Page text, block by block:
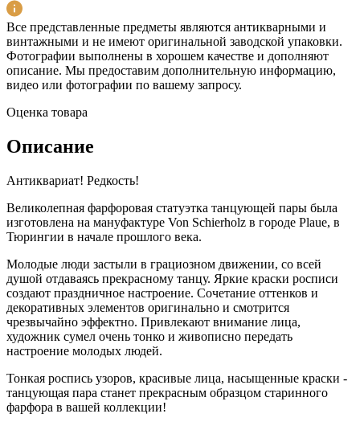
Все представленные предметы являются антикварными и
винтажными и не имеют оригинальной заводской упаковки.
Фотографии выполнены в хорошем качестве и дополняют
описание. Мы предоставим дополнительную информацию,
видео или фотографии по вашему запросу.
Оценка товара
Описание
Антиквариат! Редкость!
Великолепная фарфоровая статуэтка танцующей пары была
изготовлена на мануфактуре Von Schierholz в городе Plaue, в
Тюрингии в начале прошлого века.
Молодые люди застыли в грациозном движении, со всей
душой отдаваясь прекрасному танцу. Яркие краски росписи
создают праздничное настроение. Сочетание оттенков и
декоративных элементов оригинально и смотрится
чрезвычайно эффектно. Привлекают внимание лица,
художник сумел очень тонко и живописно передать
настроение молодых людей.
Тонкая роспись узоров, красивые лица, насыщенные краски -
танцующая пара станет прекрасным образцом старинного
фарфора в вашей коллекции!